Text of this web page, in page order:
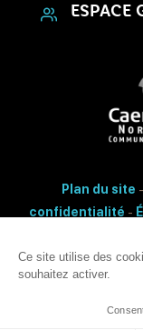
Ce site utilise des
souhaitez activer.
ESPACE
Plan du site -
confidentialité -
Ce site est protégé par